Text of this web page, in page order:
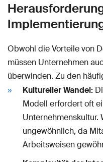
Obwohl die Vorteile von
müssen Unternehmen
überwinden. Zu den
Kultureller Wandel:
Modell erfordert oft
ungewöhnlich, da
Arbeitsweisen